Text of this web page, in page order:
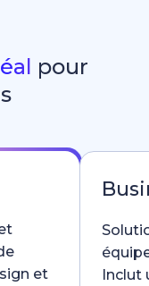
pour
et
Inclut